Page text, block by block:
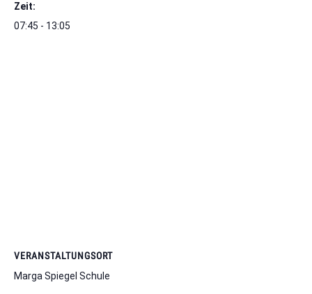
Zeit:
07:45 - 13:05
VERANSTALTUNGSORT
Marga Spiegel Schule